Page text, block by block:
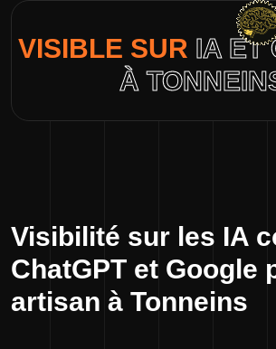
VISIBLE SUR IA ET
À
Visibilité sur les IA
ChatGPT et Google
artisan à Tonneins